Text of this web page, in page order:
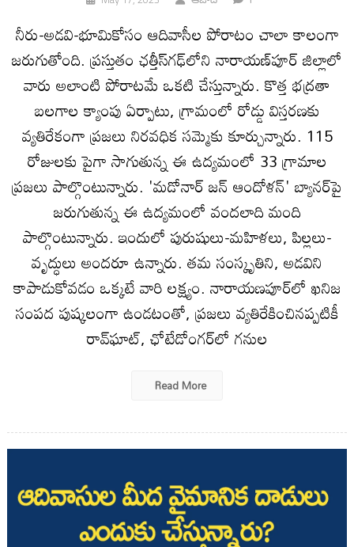
నీరు-అడవి-భూమికోసం ఆదివాసీల పోరాటం చాలా కాలంగా
జరుగుతోంది. ప్రస్తుతం ఛత్తీస్‌గఢ్‌లోని నారాయణ్‌పూర్ జిల్లాలో
వారు అలాంటి పోరాటమే ఒకటి చేస్తున్నారు. కొత్త భద్రతా
బలగాల క్యాంపు ఏర్పాటు, గ్రామంలో రోడ్డు విస్తరణకు
వ్యతిరేకంగా ప్రజలు నిరవధిక సమ్మెకు కూర్చున్నారు. 115
రోజులకు పైగా సాగుతున్న ఈ ఉద్యమంలో 33 గ్రామాల
ప్రజలు పాల్గొంటున్నారు. 'మడోనార్ జన్ ఆందోళన్' బ్యానర్‌పై
జరుగుతున్న ఈ ఉద్యమంలో వందలాది మంది
పాల్గొంటున్నారు. ఇందులో పురుషులు-మహిళలు, పిల్లలు-
వృద్ధులు అందరూ ఉన్నారు. తమ సంస్కృతిని, అడవిని
కాపాడుకోవడం ఒక్కటే వారి లక్ష్యం. నారాయణపూర్‌లో ఖనిజ
సంపద పుష్కలంగా ఉండటంతో, ప్రజలు వ్యతిరేకించినప్పటికీ
రావ్‌ఘాట్, ఛోటేడోంగర్‌లో గనుల
Read More